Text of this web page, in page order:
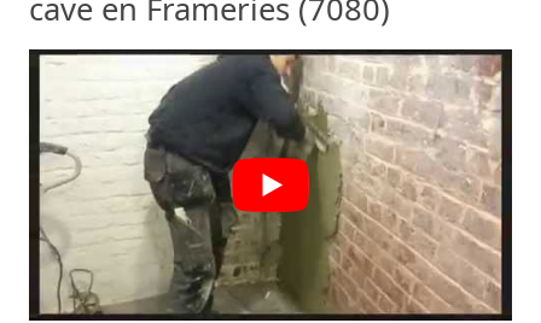
cave en Frameries (7080)